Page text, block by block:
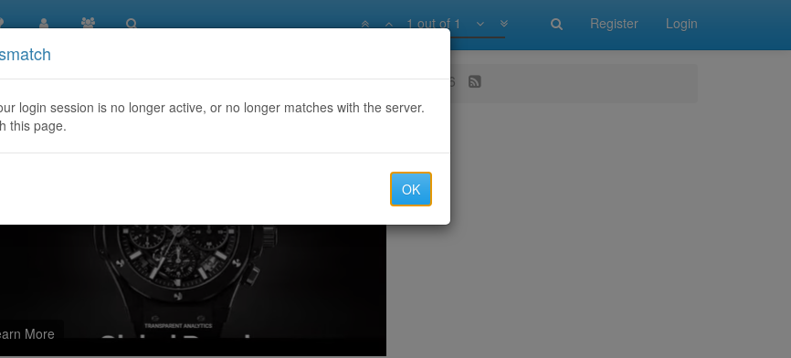
Register Login
1 out of 1
in Deutschland kaufen - Fakten, Risiken und legale Alternativen 2026
More
login session is no longer active, or no longer matches with the server.
this page.
OK